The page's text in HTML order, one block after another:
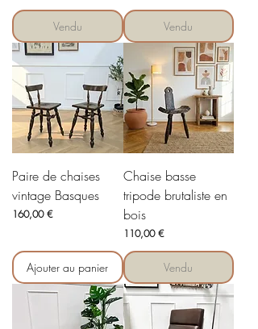
Vendu Vendu
Paire de chaises
vintage Basques
Prix
160,00 €
Ajouter au panier
Chaise basse
tripode brutaliste en
bois
Prix
110,00 €
Vendu